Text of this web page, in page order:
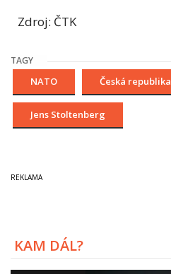
Zdroj: ČTK
TAGY
NATO Česká republika
Jens Stoltenberg
KAM DÁL?